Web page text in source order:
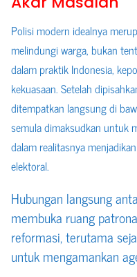
Polisi modern idealnya
melindungi warga, bukan
dalam praktik Indonesia,
kekuasaan. Setelah
ditempatkan langsung di
semula dimaksudkan untuk
dalam realitasnya
elektoral.
Hubungan langsung
membuka ruang
reformasi, terutama
untuk mengamankan